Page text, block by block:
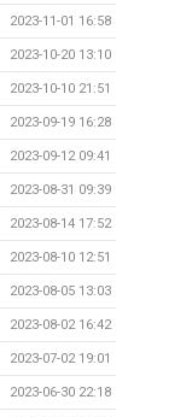
2023-11-01 16:58
2023-10-20 13:10
2023-10-10 21:51
2023-09-19 16:28
2023-09-12 09:41
2023-08-31 09:39
2023-08-14 17:52
2023-08-10 12:51
2023-08-05 13:03
2023-08-02 16:42
2023-07-02 19:01
2023-06-30 22:18